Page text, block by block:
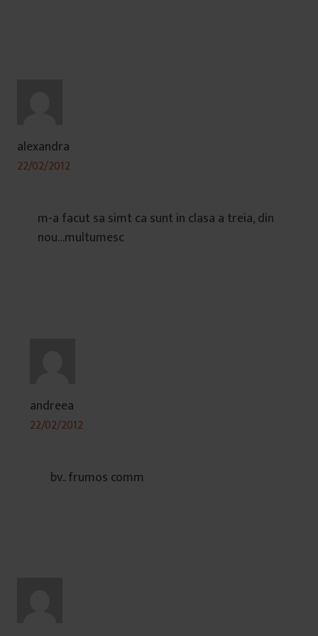
alexandra
22/02/2012
m-a facut sa simt ca sunt in clasa a treia, din
nou…multumesc
andreea
22/02/2012
bv.. frumos comm